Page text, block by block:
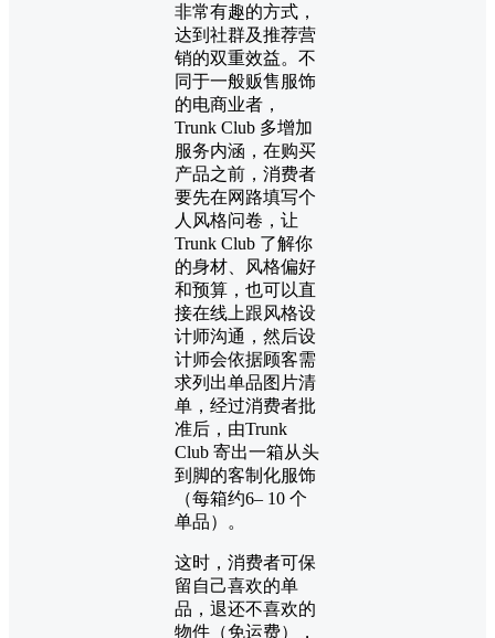
非常有趣的方式，
达到社群及推荐营
销的双重效益。不
同于一般贩售服饰
的电商业者，
Trunk Club 多增加
服务内涵，在购买
产品之前，消费者
要先在网路填写个
人风格问卷，让
Trunk Club 了解你
的身材、风格偏好
和预算，也可以直
接在线上跟风格设
计师沟通，然后设
计师会依据顾客需
求列出单品图片清
单，经过消费者批
准后，由Trunk
Club 寄出一箱从头
到脚的客制化服饰
（每箱约6– 10 个
单品）。
这时，消费者可保
留自己喜欢的单
品，退还不喜欢的
物件（免运费），